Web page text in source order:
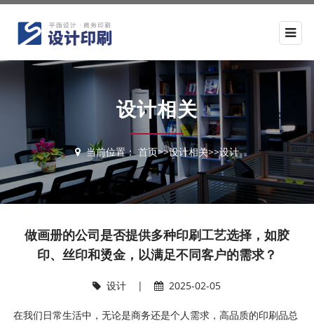
设计相关
当前位置：首页>>设计相关>>设计
做画册的公司是否提供多种印刷工艺选择，如胶
印、丝印和烫金，以满足不同客户的需求？
设计 | 2025-02-05
在我们日常生活中，无论是商务还是个人需求，高品质的印刷品总